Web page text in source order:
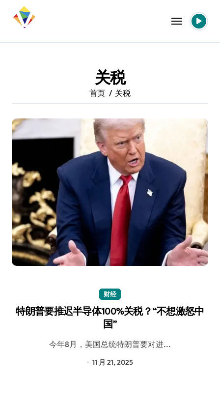
关税
首页 关税
财经
特朗普要推迟半导体100%关税？“不想激怒中
国”
今年8月，美国总统特朗普要对进...
11 月 21, 2025